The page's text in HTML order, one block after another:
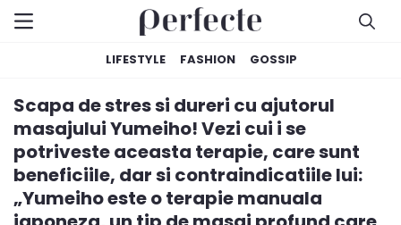
LIFESTYLE FASHION GOSSIP
Scapa de stres si dureri cu ajutorul
masajului Yumeiho! Vezi cui i se
potriveste aceasta terapie, care sunt
beneficiile, dar si contraindicatiile lui:
„Yumeiho este o terapie manuala